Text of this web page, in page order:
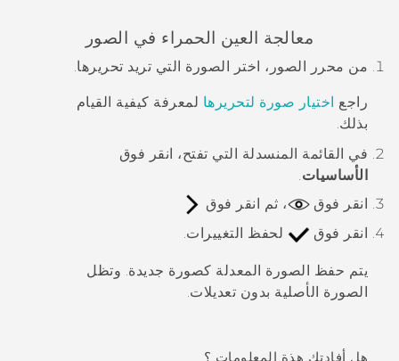
معالجة العين الحمراء في الصور
من محرر الصور ، اختر الصورة التي تريد تحريرها.
راجع اختيار صورة لتحريرها لمعرفة كيفية القيام
بذلك.
في القائمة المنسدلة التي تفتح، انقر فوق
الأساسيات.
انقر فوق
، ثم انقر فوق
انقر فوق
لحفظ التغييرات.
يتم حفظ الصورة المعدلة كصورة جديدة. وتظل
الصورة الأصلية بدون تعديلات.
هل أفادتك هذة المعلومات ؟